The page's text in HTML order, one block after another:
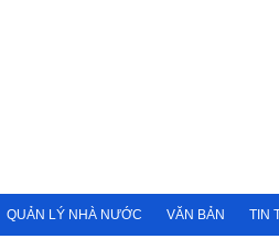
QUẢN LÝ NHÀ NƯỚC VĂN BẢN TIN